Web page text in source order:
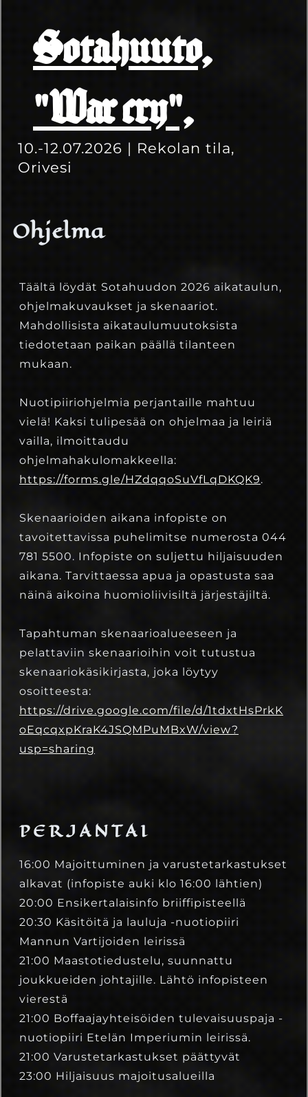
Sotahuuto,
"War cry",
10.-12.07.2026 | Rekolan tila,
Orivesi
Ohjelma
Täältä löydät Sotahuudon 2026 aikataulun,
ohjelmakuvaukset ja skenaariot.
Mahdollisista aikataulumuutoksista
tiedotetaan paikan päällä tilanteen
mukaan.
Nuotipiiriohjelmia perjantaille mahtuu
vielä! Kaksi tulipesää on ohjelmaa ja leiriä
vailla, ilmoittaudu
ohjelmahakulomakkeella:
https://forms.gle/HZdqqoSuVfLqDKQK9.
Skenaarioiden aikana infopiste on
tavoitettavissa puhelimitse numerosta 044
781 5500. Infopiste on suljettu hiljaisuuden
aikana. Tarvittaessa apua ja opastusta saa
näinä aikoina huomioliivisiltä järjestäjiltä.
Tapahtuman skenaarioalueeseen ja
pelattaviin skenaarioihin voit tutustua
skenaariokäsikirjasta, joka löytyy
osoitteesta:
https://drive.google.com/file/d/1tdxtHsPrkK
oEqcqxpKraK4JSQMPuMBxW/view?
usp=sharing
PERJANTAI
16:00 Majoittuminen ja varustetarkastukset
alkavat (infopiste auki klo 16:00 lähtien)
20:00 Ensikertalaisinfo briiffipisteellä
20:30 Käsitöitä ja lauluja -nuotiopiiri
Mannun Vartijoiden leirissä
21:00 Maastotiedustelu, suunnattu
joukkueiden johtajille. Lähtö infopisteen
vierestä
21:00 Boffaajayhteisöiden tulevaisuuspaja -
nuotiopiiri Etelän Imperiumin leirissä.
21:00 Varustetarkastukset päättyvät
23:00 Hiljaisuus majoitusalueilla